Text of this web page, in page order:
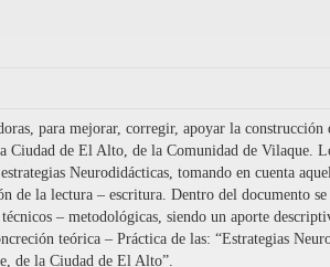
para mejorar, corregir, apoyar la construcción
de El Alto, de la Comunidad de Vilaque.
Neurodidácticas, tomando en cuenta
la lectura – escritura. Dentro del documento
– metodológicas, siendo un aporte
teórica – Práctica de las: “Estrategias
de la Ciudad de El Alto”.